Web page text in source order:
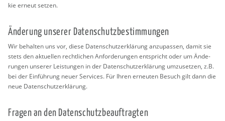
kie er­neut set­zen.
Än­de­rung un­se­rer Da­ten­schutz­be­stim­mun­gen
Wir be­hal­ten uns vor, diese Da­ten­schut­z­er­klä­rung an­zu­pas­sen, damit sie
stets den ak­tu­el­len recht­li­chen An­for­de­run­gen ent­spricht oder um Än­de­
run­gen un­se­rer Leis­tun­gen in der Da­ten­schut­z­er­klä­rung um­zu­set­zen, z.B.
bei der Ein­füh­rung neuer Ser­vices. Für Ihren er­neu­ten Be­such gilt dann die
neue Da­ten­schut­z­er­klä­rung.
Fra­gen an den Da­ten­schutz­be­auf­trag­ten